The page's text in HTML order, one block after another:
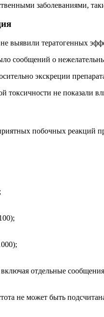
заболеваниями,
выявили тератогенных
сообщений о
экскреции
токсичности не показали
побочных реакций
отдельные
не может быть